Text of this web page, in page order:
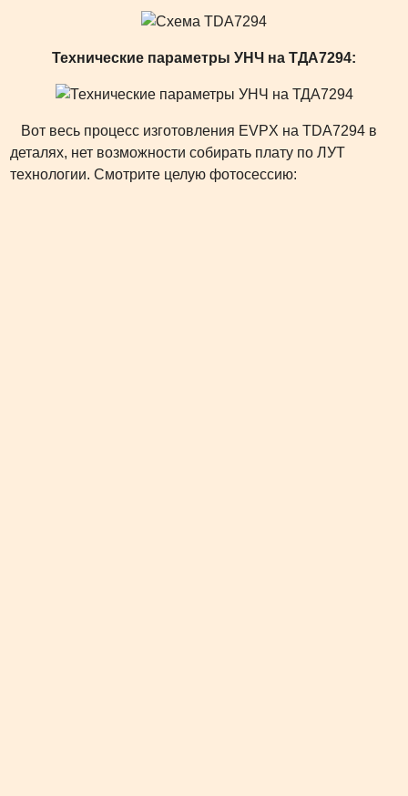
Технические параметры УНЧ на ТДА7294:
Вот весь процесс изготовления EVPX на TDA7294 в
деталях, нет возможности собирать плату по ЛУТ
технологии. Смотрите целую фотосессию: